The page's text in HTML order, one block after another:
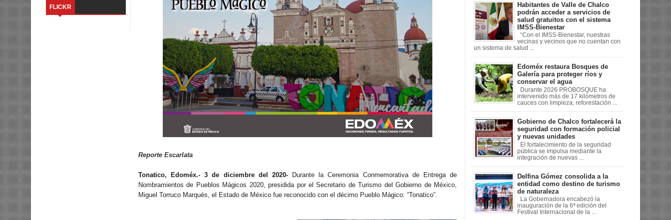
FLICKR
Reporte Escarlata
Tonatico, Edoméx.- 3 de diciembre del 2020-Durante la Ceremonia Conmemorativa de Entrega de
Nombramientos de Pueblos Mágicos 2020, presidida por el Secretario de Turismo del Gobierno de México,
Miguel Torruco Marqués, el Estado de México fue reconocido con el décimo Pueblo Mágico: “Tonatico”.
Habitantes de Valle de Chalco
podrán acceder a servicios de
salud gratuitos con el sistema
IMSS-Bienestar
“Con el IMSS-Bienestar, nuestras
vecinas y vecinos que no cuentan con
un sistema de salud ...
Edoméx restaura Bosques de
Galería para proteger ríos y
conservar el agua
Durante 2026 PROBOSQUE ha
intervenido más de 17 kilómetros de
cauces con limpieza, reforestación ...
Gobierno de Chalco fortalecerá la
seguridad con formación policial
y nuevas unidades
El fortalecimiento de la seguridad
pública se impulsa mediante la
integración de nuevas ...
Delfina Gómez consolida a la
entidad como destino de turismo
de naturaleza
La Gobernadora encabezó la
inauguración de la 6ª edición del
Festival Internacional de la ...